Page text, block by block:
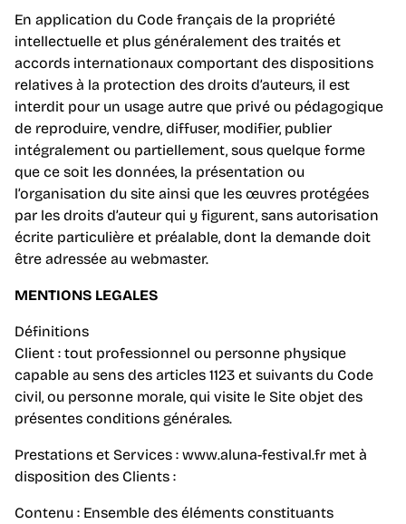
En application du Code français de la propriété
intellectuelle et plus généralement des traités et
accords internationaux comportant des dispositions
relatives à la protection des droits d’auteurs, il est
interdit pour un usage autre que privé ou pédagogique
de reproduire, vendre, diffuser, modifier, publier
intégralement ou partiellement, sous quelque forme
que ce soit les données, la présentation ou
l’organisation du site ainsi que les œuvres protégées
par les droits d’auteur qui y figurent, sans autorisation
écrite particulière et préalable, dont la demande doit
être adressée au webmaster.
MENTIONS LEGALES
Définitions
Client : tout professionnel ou personne physique
capable au sens des articles 1123 et suivants du Code
civil, ou personne morale, qui visite le Site objet des
présentes conditions générales.
Prestations et Services : www.aluna-festival.fr met à
disposition des Clients :
Contenu : Ensemble des éléments constituants